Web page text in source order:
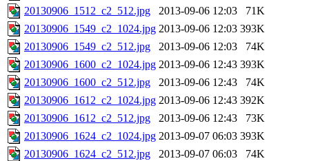
20130906_1512_c2_512.jpg
2013-09-06 12:03
71K
20130906_1549_c2_1024.jpg 2013-09-06 12:03 393K
20130906_1549_c2_512.jpg
2013-09-06 12:03
74K
20130906_1600_c2_1024.jpg 2013-09-06 12:43 393K
20130906_1600_c2_512.jpg
2013-09-06 12:43
74K
20130906_1612_c2_1024.jpg 2013-09-06 12:43 392K
20130906_1612_c2_512.jpg
2013-09-06 12:43
73K
20130906_1624_c2_1024.jpg 2013-09-07 06:03 393K
20130906_1624_c2_512.jpg
2013-09-07 06:03
74K